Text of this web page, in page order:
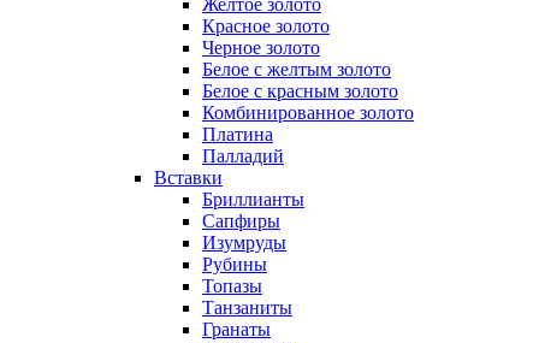
Желтое золото
Красное золото
Черное золото
Белое с желтым золото
Белое с красным золото
Комбинированное золото
Платина
Палладий
Вставки
Бриллианты
Сапфиры
Изумруды
Рубины
Топазы
Танзаниты
Гранаты